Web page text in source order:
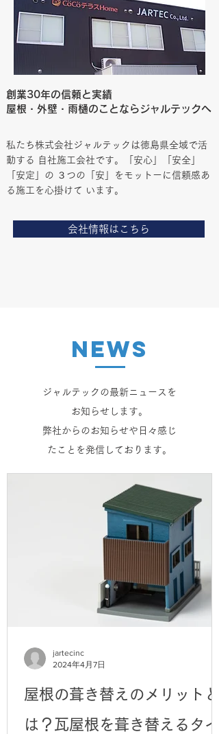
創業30年の信頼と実績
屋根・外壁・雨樋のことならジャルテックへ
私たち株式会社ジャルテックは徳島県全域で活
動する 自社施工会社です。「安心」「安全」
「安定」の ３つの「安」をモットーに信頼感あ
る施工を心掛けて います。
会社情報はこちら
NEWS
ジャルテックの最新ニュースを
お知らせします。
​弊社からのお知らせや日々感じ
たことを発信しております。
屋根の葺き替えのメリットと
は？瓦屋根を葺き替えるタイ
jartecinc
2024年4月7日